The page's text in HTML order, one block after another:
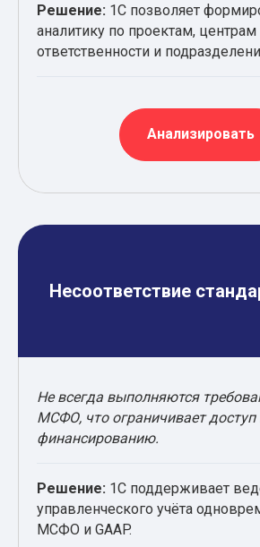
Решение: 1С позволяет
аналитику по проектам, центрам
ответственности и
Анализировать
Несоответствие
Не всегда выполняются
МСФО, что ограничивает доступ
финансированию.
Решение: 1С поддерживает
управленческого учёта
МСФО и GAAP.